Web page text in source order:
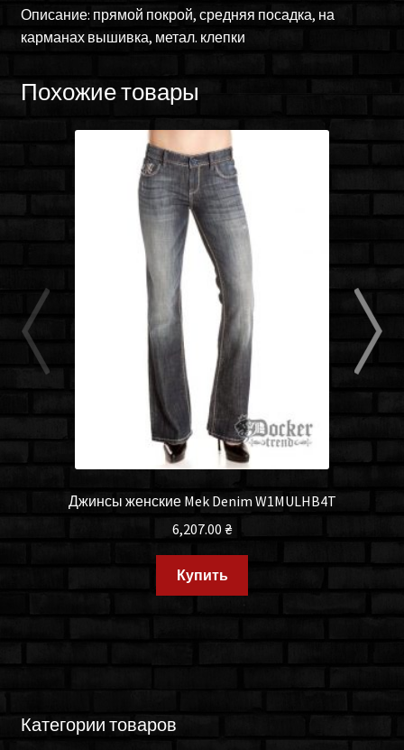
Описание: прямой покрой, средняя посадка, на
карманах вышивка, метал. клепки
Похожие товары
Джинсы женские Mek Denim W1MULHB4T
6,207.00 ₴
Купить
Категории товаров